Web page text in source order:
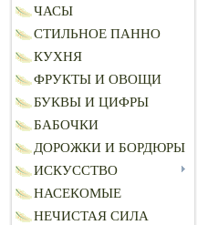
ЧАСЫ
СТИЛЬНОЕ ПАННО
КУХНЯ
ФРУКТЫ И ОВОЩИ
БУКВЫ И ЦИФРЫ
БАБОЧКИ
ДОРОЖКИ И БОРДЮРЫ
ИСКУССТВО
НАСЕКОМЫЕ
НЕЧИСТАЯ СИЛА